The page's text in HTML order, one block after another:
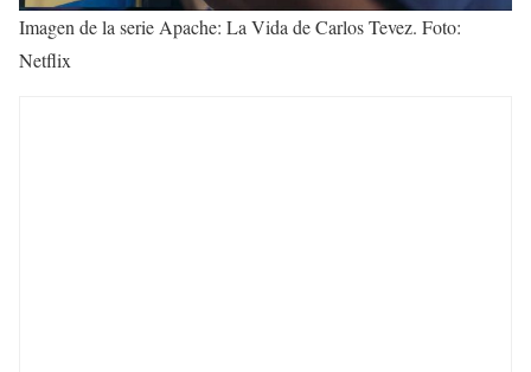
Imagen de la serie Apache: La Vida de Carlos Tevez. Foto:
Netflix